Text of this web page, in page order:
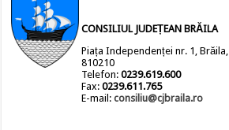
CONSILIUL JUDEȚEAN BRĂILA
Piața Independenței nr. 1,
810210
Telefon:0239.619.600
Fax:0239.611.765
E-mail:consiliu@cjbraila.ro